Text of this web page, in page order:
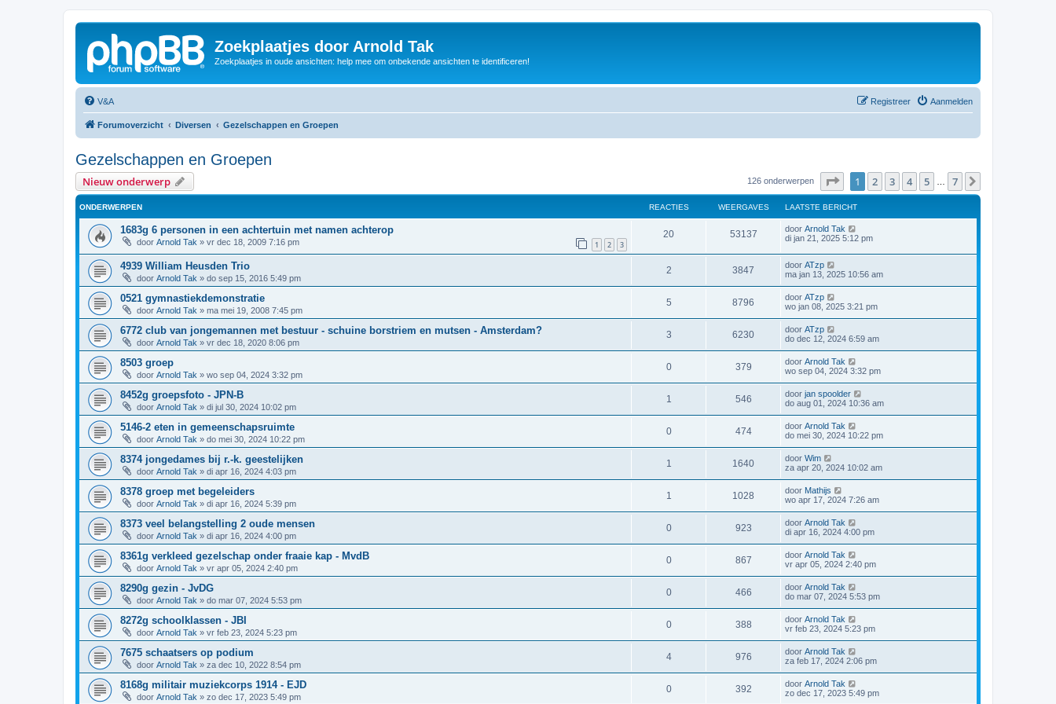
Zoekplaatjes door Arnold Tak
Zoekplaatjes in oude ansichten: help mee om onbekende ansichten te identificeren!
V&A Aanmelden
Registreer
Forumoverzicht Diversen Gezelschappen en Groepen
Gezelschappen en Groepen
Nieuw onderwerp 126 onderwerpen Pagina1 van 7
1 2 3 4 5 7
ONDERWERPEN REACTIES WEERGAVES LAATSTE BERICHT
1683g 6 personen in een achtertuin met namen achterop
door Arnold Tak » vr dec 18, 2009 7:16 pm 1 2 3
20 53137 door Arnold Tak
di jan 21, 2025 5:12 pm
4939 William Heusden Trio
door Arnold Tak » do sep 15, 2016 5:49 pm
2 3847 door ATzp
ma jan 13, 2025 10:56 am
0521 gymnastiekdemonstratie
door Arnold Tak » ma mei 19, 2008 7:45 pm
5 8796 door ATzp
wo jan 08, 2025 3:21 pm
6772 club van jongemannen met bestuur - schuine borstriem en mutsen - Amsterdam?
door Arnold Tak » vr dec 18, 2020 8:06 pm
3 6230 door ATzp
do dec 12, 2024 6:59 am
8503 groep
door Arnold Tak » wo sep 04, 2024 3:32 pm
0 379 door Arnold Tak
wo sep 04, 2024 3:32 pm
8452g groepsfoto - JPN-B
door Arnold Tak » di jul 30, 2024 10:02 pm
1 546 door jan spoolder
do aug 01, 2024 10:36 am
5146-2 eten in gemeenschapsruimte
door Arnold Tak » do mei 30, 2024 10:22 pm
0 474 door Arnold Tak
do mei 30, 2024 10:22 pm
8374 jongedames bij r.-k. geestelijken
door Arnold Tak » di apr 16, 2024 4:03 pm
1 1640 door Wim
za apr 20, 2024 10:02 am
8378 groep met begeleiders
door Arnold Tak » di apr 16, 2024 5:39 pm
1 1028 door Mathijs
wo apr 17, 2024 7:26 am
8373 veel belangstelling 2 oude mensen
door Arnold Tak » di apr 16, 2024 4:00 pm
0 923 door Arnold Tak
di apr 16, 2024 4:00 pm
8361g verkleed gezelschap onder fraaie kap - MvdB
door Arnold Tak » vr apr 05, 2024 2:40 pm
0 867 door Arnold Tak
vr apr 05, 2024 2:40 pm
8290g gezin - JvDG
door Arnold Tak » do mar 07, 2024 5:53 pm
0 466 door Arnold Tak
do mar 07, 2024 5:53 pm
8272g schoolklassen - JBI
door Arnold Tak » vr feb 23, 2024 5:23 pm
0 388 door Arnold Tak
vr feb 23, 2024 5:23 pm
7675 schaatsers op podium
door Arnold Tak » za dec 10, 2022 8:54 pm
4 976 door Arnold Tak
za feb 17, 2024 2:06 pm
8168g militair muziekcorps 1914 - EJD
door Arnold Tak » zo dec 17, 2023 5:49 pm
0 392 door Arnold Tak
zo dec 17, 2023 5:49 pm